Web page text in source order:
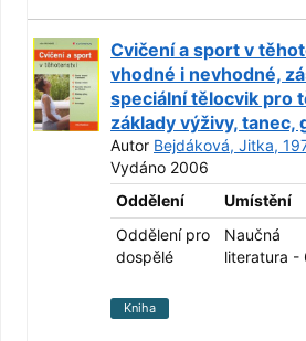
Cvičení a sport v
vhodné i nevhodné,
speciální tělocvik pro
základy výživy, tanec,
Autor Bejdáková, Jitka,
Vydáno 2006
Oddělení
Umístění
Oddělení pro
dospělé
Naučná
literatura -
Kniha